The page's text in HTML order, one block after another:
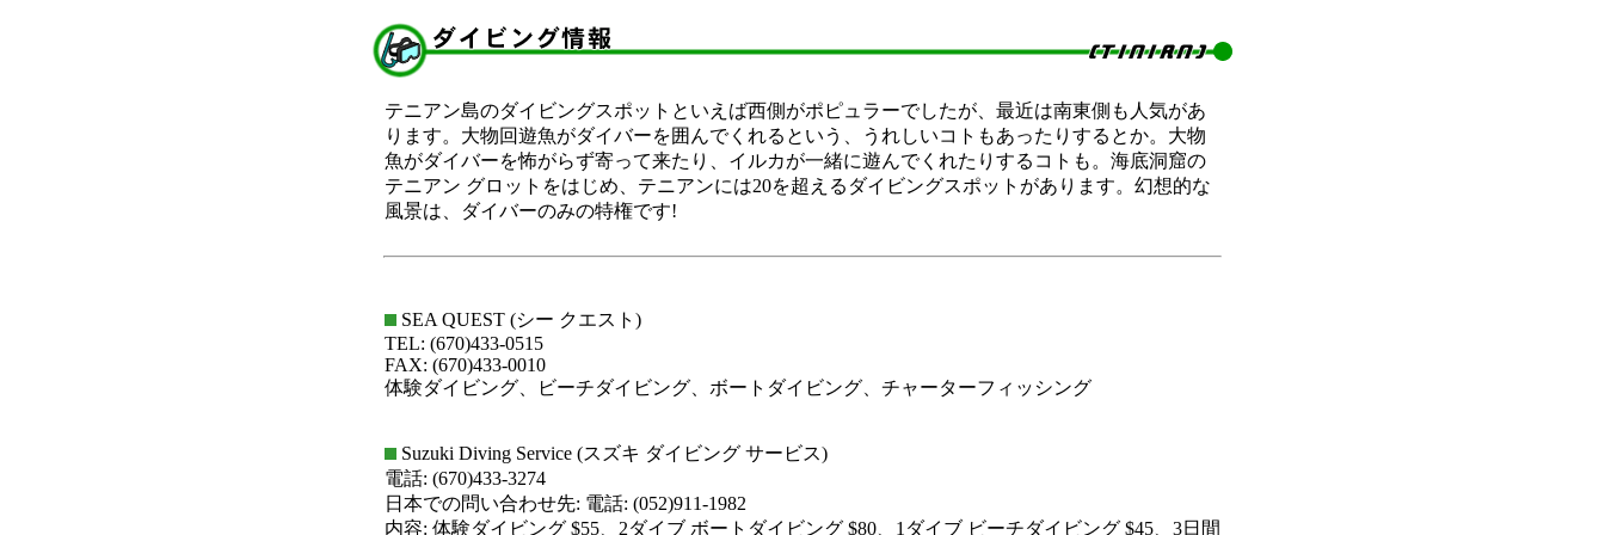
テニアン島のダイビングスポットといえば西側がポピュラーでしたが、最近は南東側も人気があ
ります。大物回遊魚がダイバーを囲んでくれるという、うれしいコトもあったりするとか。大物
魚がダイバーを怖がらず寄って来たり、イルカが一緒に遊んでくれたりするコトも。海底洞窟の
テニアン グロットをはじめ、テニアンには20を超えるダイビングスポットがあります。幻想的な
風景は、ダイバーのみの特権です!
SEA QUEST (シー クエスト)
TEL: (670)433-0515
FAX: (670)433-0010
体験ダイビング、ビーチダイビング、ボートダイビング、チャーターフィッシング
Suzuki Diving Service (スズキ ダイビング サービス)
電話: (670)433-3274
日本での問い合わせ先: 電話: (052)911-1982
内容: 体験ダイビング $55、2ダイブ ボートダイビング $80、1ダイブ ビーチダイビング $45、3日間